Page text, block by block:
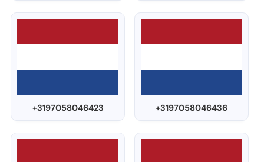
+3197058046423 +3197058046436